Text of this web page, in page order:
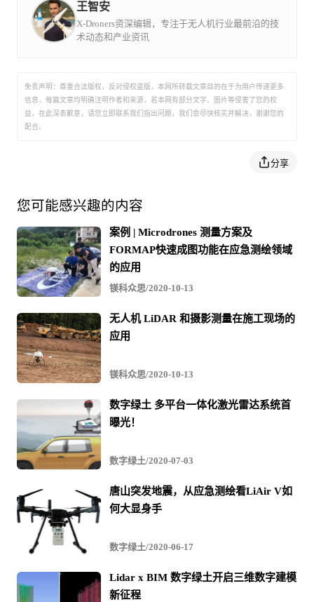
Microdrones端对端工作流程：
规划
项目要求、精度和可交付成果
恶劣环境的极强耐受力和智能的集成方案。
Microdrones深受全球1500多个专业客户的信赖。如
今，Microdrones 在德国、美国、加拿大、阿联酋和
中国建立了分支机构，并且拥有遍布全球六大洲的分
王智安
X-Droners资深编辑，专注于无人机行业最前沿的技
术动态和产业资讯
免责声明：尊重合法版权，反对侵权盗版，本网所转载文章目的在于为用户传递更多
信息，每篇文章均明确注明作者和来源，若本网有部分文字、图片等侵害了您的权
益，在此深表歉意，请您立即联系我们指出问题，我们会尽快核实并解决，谢谢您的
配合。
分享
您可能感兴趣的内容
案例 | Microdrones 测量方案及
FORMAP快速成图功能在应急测绘领域
的应用
镁科众思/2020-10-13
无人机 LiDAR 和摄影测量在施工现场的
应用
镁科众思/2020-10-13
数字绿土 多平台一体化激光雷达系统首
曝光！
数字绿土/2020-07-03
唐山突发地震，从应急测绘看LiAir V如
何大显身手
数字绿土/2020-06-17
Lidar x BIM 数字绿土开启三维数字建模
新征程